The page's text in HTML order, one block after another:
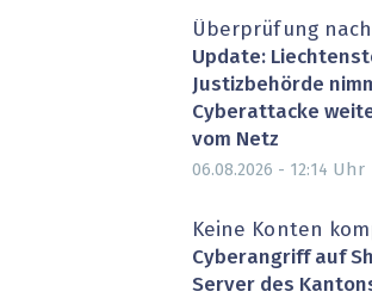
Überprüfung
Update:
Justizbehörde
Cyberattacke
vom Netz
06.08.2026 - 12:14 Uhr
Keine Konten
Cyberangriff auf
Server des